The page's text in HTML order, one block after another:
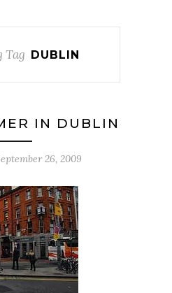
Tag DUBLIN
IN DUBLIN
26, 2009